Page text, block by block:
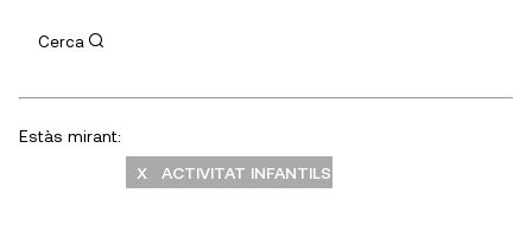
Cerca
Estàs mirant:
X ACTIVITAT INFANTILS